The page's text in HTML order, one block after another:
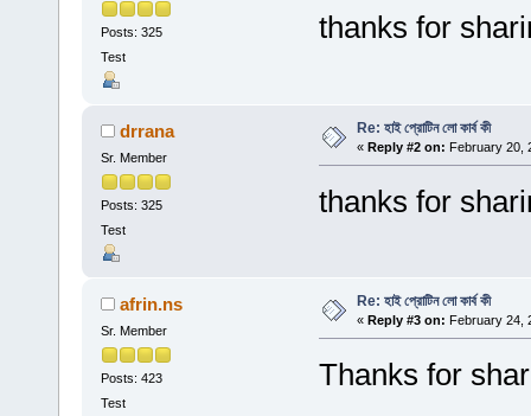
Posts: 325
Test
thanks for
drrana
Sr. Member
Posts: 325
Test
Re: হাই প্রোটিন লো কার্ব কী
« Reply #2 on: February 20,
thanks for
afrin.ns
Sr. Member
Posts: 423
Test
Re: হাই প্রোটিন লো কার্ব কী
« Reply #3 on: February 24,
Thanks for